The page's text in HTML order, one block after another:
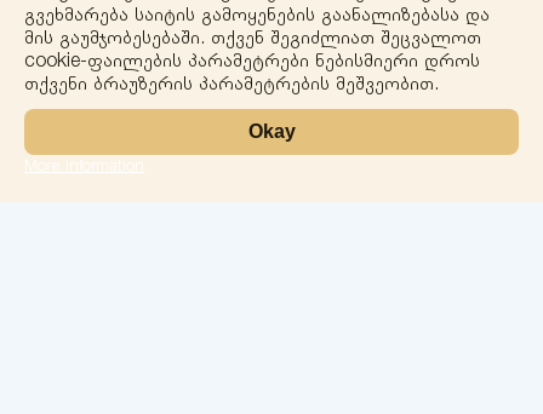
+
−
გვეხმარება საიტის გამოყენების გაანალიზებასა და
მის გაუმჯობესებაში. თქვენ შეგიძლიათ შეცვალოთ
cookie-ფაილების პარამეტრები ნებისმიერი დროს
თქვენი ბრაუზერის პარამეტრების მეშვეობით.
Okay
More information